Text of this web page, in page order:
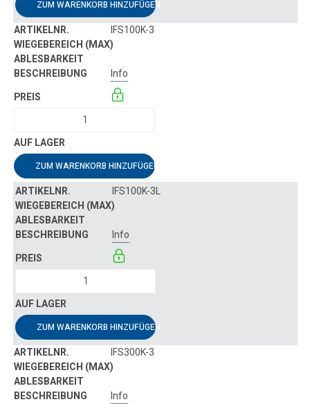
ZUM WARENKORB HINZUFÜGEN
IFS100K-3
Info
ZUM WARENKORB HINZUFÜGEN
IFS100K-3L
Info
ZUM WARENKORB HINZUFÜGEN
IFS300K-3
Info